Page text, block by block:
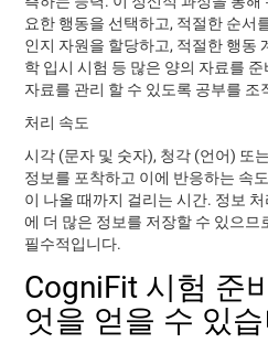
요한 행동을 선택하고, 적절한 순서
인지 자원을 할당하고, 적절한 행동
학 입시 시험 등 많은 양의 자료를
자료를 관리 할 수 ​​있도록 공부를
처리 속도
시각 (문자 및 숫자), 청각 (언어) 또
정보를 포착하고 이에 반응하는 속
이 나올 때까지 걸리는 시간. 정보
에 더 많은 정보를 저장할 수 있으므
필수적입니다.
CogniFit 시험 준
엇을 얻을 수 있